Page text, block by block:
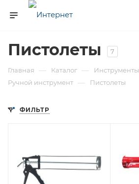
Пистолеты 7
Главная — Каталог — Инструменты
Ручной инструмент — Пистолеты
ФИЛЬТР